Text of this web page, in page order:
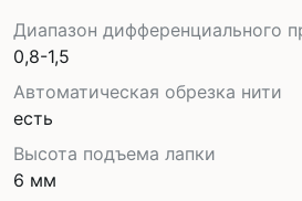
Диапазон дифференциального
0,8-1,5
Автоматическая обрезка нити
есть
Высота подъема лапки
6 мм